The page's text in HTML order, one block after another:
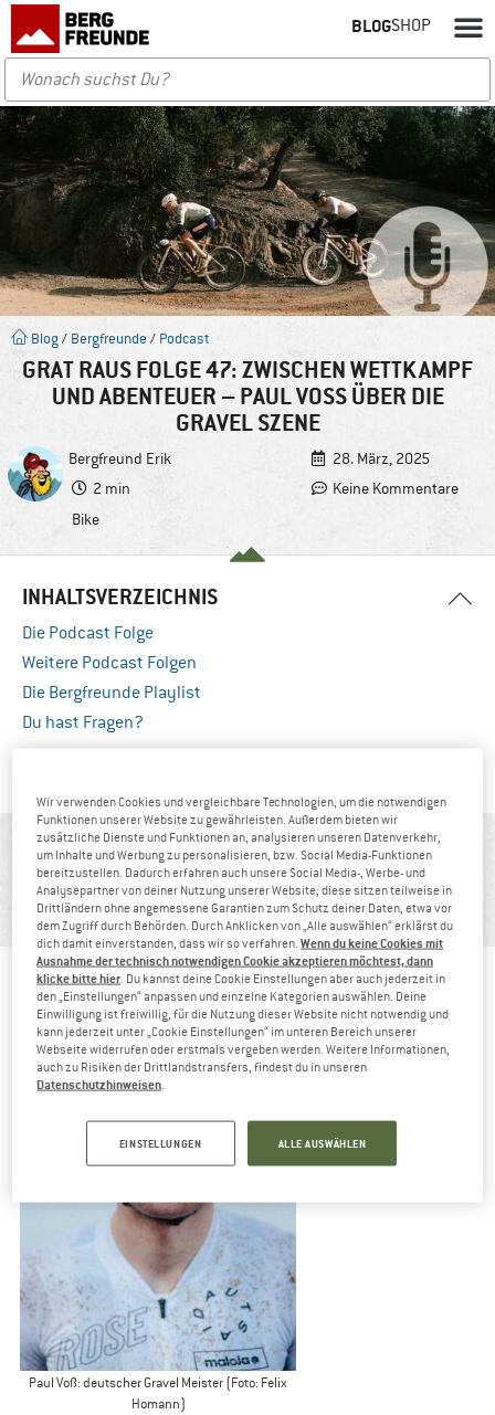
BLOGSHOP
Blog / Bergfreunde / Podcast
GRAT RAUS FOLGE 47: ZWISCHEN WETTKAMPF
UND ABENTEUER – PAUL VOSS ÜBER DIE G
RAVEL SZENE
Bergfreund Erik
28. März, 2025
2 min
Keine Kommentare
Bike
INHALTSVERZEICHNIS
Die Podcast Folge
Weitere Podcast Folgen
Die Bergfreunde Playlist
Du hast Fragen?
Bei Gravel Rennen treffen Leistungsfahrer und
Abenteurer aufeinander und bewegen sich im gleichen
Kosmos.
Paul Voß
Paul Voß: deutscher Gravel Meister (Foto: Felix
Homann)
Wir verwenden Cookies und vergleichbare Technologien, um die notwendigen
Funktionen unserer Website zu gewährleisten. Außerdem bieten wir
zusätzliche Dienste und Funktionen an, analysieren unseren Datenverkehr,
um Inhalte und Werbung zu personalisieren, bzw. Social Media-Funktionen
bereitzustellen. Dadurch erfahren auch unsere Social Media-, Werbe- und
Analysepartner von deiner Nutzung unserer Website; diese sitzen teilweise in
Drittländern ohne angemessene Garantien zum Schutz deiner Daten, etwa vor
dem Zugriff durch Behörden. Durch Anklicken von „Alle auswählen“ erklärst du
dich damit einverstanden, dass wir so verfahren.Wenn du keine Cookies mit
Ausnahme der technisch notwendigen Cookie akzeptieren möchtest, dann
klicke bitte hier . Du kannst deine Cookie Einstellungen aber auch jederzeit in
den „Einstellungen“ anpassen und einzelne Kategorien auswählen. Deine
Einwilligung ist freiwillig, für die Nutzung dieser Website nicht notwendig und
kann jederzeit unter „Cookie Einstellungen“ im unteren Bereich unserer
Webseite widerrufen oder erstmals vergeben werden. Weitere Informationen,
auch zu Risiken der Drittlandstransfers, findest du in unseren
Datenschutzhinweisen
EINSTELLUNGEN ALLE AUSWÄHLEN